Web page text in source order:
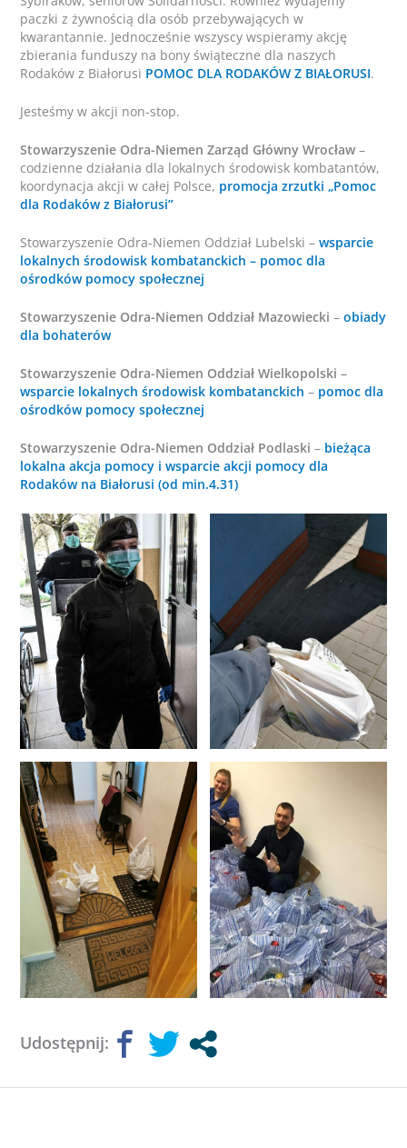
paczki z żywnością dla osób przebywających w
kwarantannie. Jednocześnie wszyscy wspieramy akcję
zbierania funduszy na bony świąteczne dla naszych
Rodaków z Białorusi POMOC DLA RODAKÓW Z BIAŁORUSI.
Jesteśmy w akcji non-stop.
Stowarzyszenie Odra-Niemen Zarząd Główny Wrocław –
codzienne działania dla lokalnych środowisk kombatantów,
koordynacja akcji w całej Polsce, promocja zrzutki „Pomoc
dla Rodaków z Białorusi”
Stowarzyszenie Odra-Niemen Oddział Lubelski –wsparcie
lokalnych środowisk kombatanckich – pomoc dla
ośrodków pomocy społecznej
Stowarzyszenie Odra-Niemen Oddział Mazowiecki –obiady
dla bohaterów
Stowarzyszenie Odra-Niemen Oddział Wielkopolski –
wsparcie lokalnych środowisk kombatanckich – pomoc dla
ośrodków pomocy społecznej
Stowarzyszenie Odra-Niemen Oddział Podlaski – bieżąca
lokalna akcja pomocy i wsparcie akcji pomocy dla
Rodaków na Białorusi (od min.4.31)
Udostępnij: